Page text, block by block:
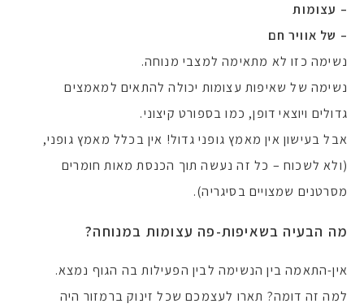
– עצומות
– של אוויר חם
נשימה כזו לא מתאימה למצבי מנוחה.
נשימה של שאיפות עצומות יכולה להתאים למאמצים
גדולים ויוצאי דופן, כמו בספורט קיצוני.
אבל בעישון אין מאמץ גופני גדול! אין בכלל מאמץ גופני,
(ולא לשכוח – כל זה נעשה תוך הכנסת מאות חומרים
מסרטנים שמצויים בסיגריה).
מה הבעיה בשאיפות-פה עצומות במנוחה?
אין-התאמה בין הנשימה לבין הפעילות בה הגוף נמצא.
למה זה דומה? תארו לעצמכם שכל זינוק ברמזור היה